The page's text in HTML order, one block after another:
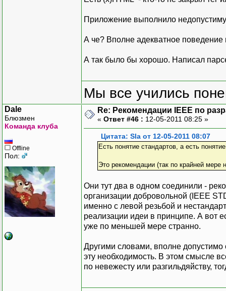
Приложение выполнило
А че? Вполне адекватное
А так было бы хорошо. Написал
Мы все учились
Dale
Блюзмен
Команда клуба
Offline
Пол:
Re: Рекомендации IEEE по
« Ответ #46 : 12-05-2011 08:25 »
Цитата: Sla от 12-05-2011 08:07
Есть понятие стандартов, а есть
Это рекомендации (так по крайней мере
Они тут два в одном соединили -
организации добровольной (IEEE
именно с левой резьбой и
реализации идеи в принципе. А вот
уже по меньшей мере странно.
Другими словами, вполне допустимо
эту необходимость. В этом смысле
по невежесту или разгильдяйству,